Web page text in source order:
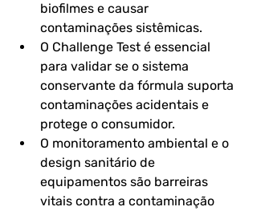
biofilmes e causar
contaminações sistêmicas.
O Challenge Test é essencial
para validar se o sistema
conservante da fórmula suporta
contaminações acidentais e
protege o consumidor.
O monitoramento ambiental e o
design sanitário de
equipamentos são barreiras
vitais contra a contaminação